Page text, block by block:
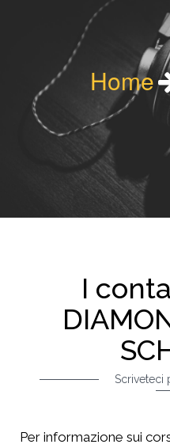
Home
I
Scriveteci
Per informazione sui